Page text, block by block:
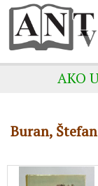
AKO
Buran, Štefan